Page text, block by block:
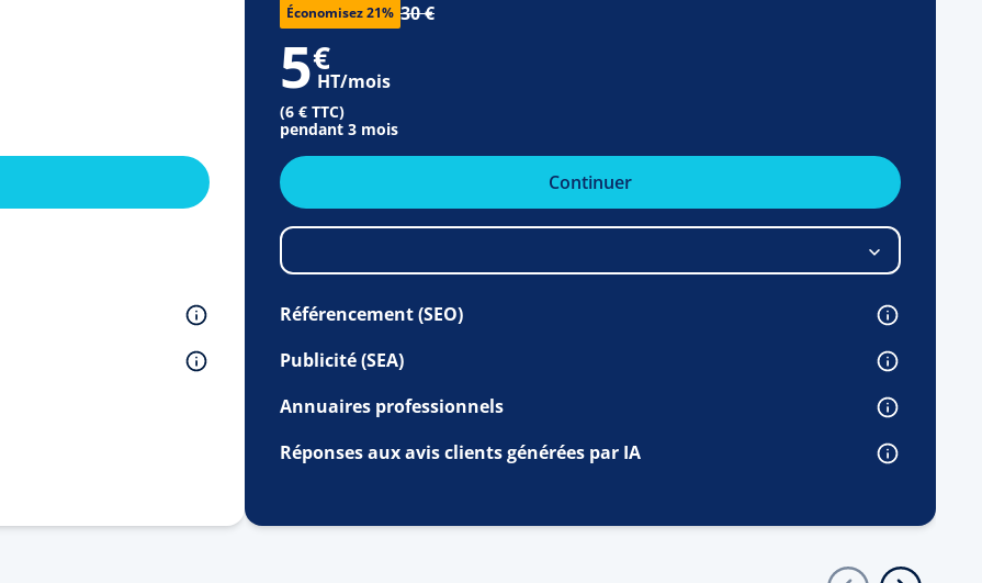
Économisez 21% 30 €
5€
HT/mois
(6 € TTC)
pendant 3 mois
Continuer
Référencement (SEO)
Publicité (SEA)
Annuaires professionnels
Réponses aux avis clients générées par IA